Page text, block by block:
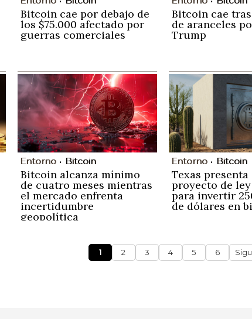
Bitcoin cae por debajo de
los $75.000 afectado por
guerras comerciales
Bitcoin cae
de aranceles
Trump
Entorno Bitcoin
Bitcoin alcanza mínimo
de cuatro meses mientras
el mercado enfrenta
incertidumbre
geopolítica
Entorno Bitcoin
Texas presenta
proyecto de ley
para invertir
de dólares en
1 2 3 4 5 6